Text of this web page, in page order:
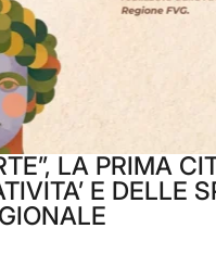
LA PRIMA
E DELLE